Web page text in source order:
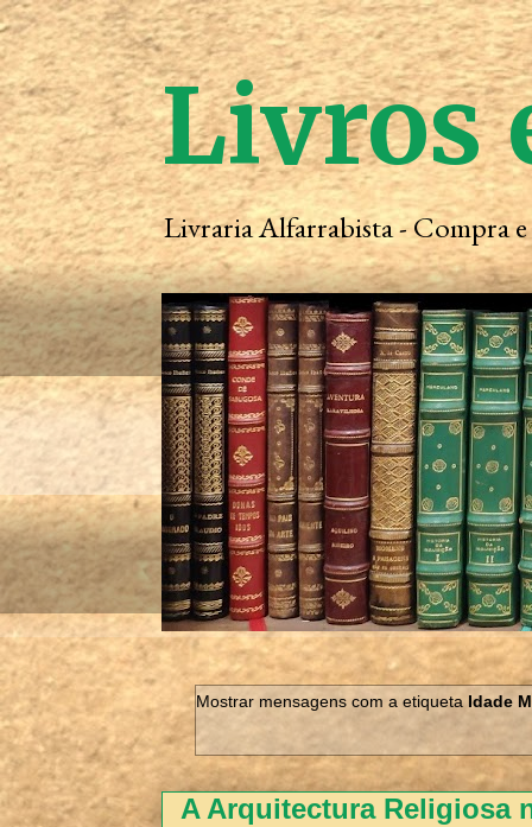
Livros
Livraria Alfarrabista - Compra
Mostrar mensagens com a etiqueta Idade
A Arquitectura Religiosa